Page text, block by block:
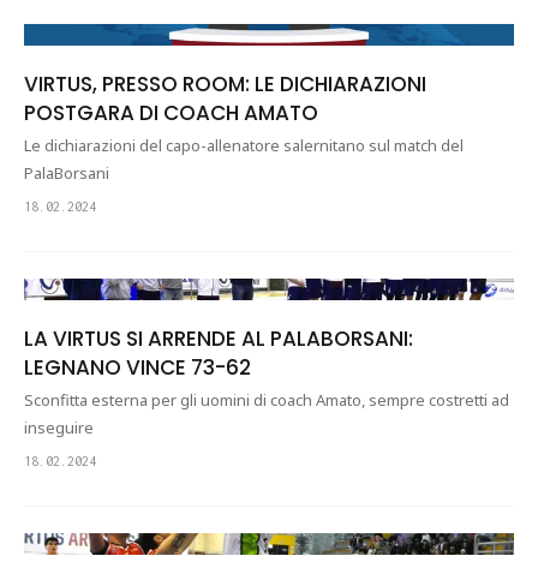
VIRTUS, PRESSO ROOM: LE DICHIARAZIONI
POSTGARA DI COACH AMATO
Le dichiarazioni del capo-allenatore salernitano sul match del
PalaBorsani
18.02.2024
LA VIRTUS SI ARRENDE AL PALABORSANI:
LEGNANO VINCE 73-62
Sconfitta esterna per gli uomini di coach Amato, sempre costretti ad
inseguire
18.02.2024